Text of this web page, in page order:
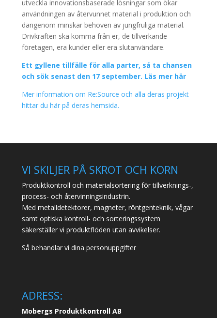
utveckla innovationsbaserade lösningar som ökar
användningen av återvunnet material i produktion och
därigenom minskar behoven av jungfruliga material.
Drivkraften ska komma från er, de tillverkande
företagen, era kunder eller era slutanvändare.
Ett gyllene tillfälle för alla parter, så ta chansen
och sök senast den 17 september. Läs mer här
Mer information om Re:Source och alla deras projekt
hittar du här på deras hemsida.
VI SKILJER PÅ SKROT OCH KORN
Produktkontroll och materialsortering för tillverknings-,
process- och återvinningsindustrin.
Med metalldetektorer, magneter, röntgenteknik, vågar
samt optiska kontroll- och sorteringssystem
säkerställer vi produktflöden utan avvikelser.
Så behandlar vi dina personuppgifter
ADRESS:
Mobergs Produktkontroll AB